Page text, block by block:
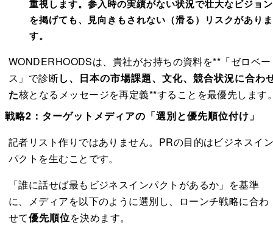
重視します。参入時の実績がない状況で壮大なビジョン
を掲げても、見向きもされない（滑る）リスクがありま
す。
WONDERHOODSは、貴社がお持ちの資料を**「ゼロベー
ス」で診断し、日本の市場課題、文化、競合状況に合わ
た核となるメッセージを再定義**することを最優先します
戦略2：ターゲットメディアの「選別と優先順位付け」
記者リスト作りではありません。PRの目的はビジネスイ
パクトを生むことです。
「誰に話せば最もビジネスインパクトがあるか」を基準
に、メディアを以下のように選別し、ローンチ戦略に合わ
せて優先順位を決めます。